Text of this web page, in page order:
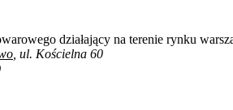
działający na terenie rynku
, ul. Kościelna 60